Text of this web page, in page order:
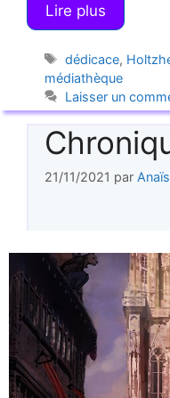
Lire plus
Étiquettes
dédicace,
médiathèque
Laisser un
21/11/2021 par Anaïs